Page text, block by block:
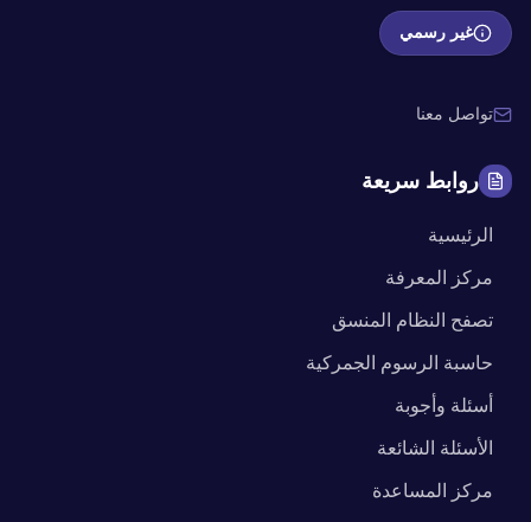
غير رسمي
تواصل معنا
روابط سريعة
الرئيسية
مركز المعرفة
تصفح النظام المنسق
حاسبة الرسوم الجمركية
أسئلة وأجوبة
الأسئلة الشائعة
مركز المساعدة